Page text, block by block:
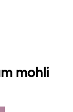
mohli